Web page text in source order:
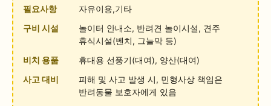
필요사항
자유이용,기타
구비 시설
놀이터 안내소, 반려견 놀이시설, 견주
휴식시설(벤치, 그늘막 등)
비치 용품
휴대용 선풍기(대여), 양산(대여)
사고 대비
피해 및 사고 발생 시, 민형사상 책임은
반려동물 보호자에게 있음